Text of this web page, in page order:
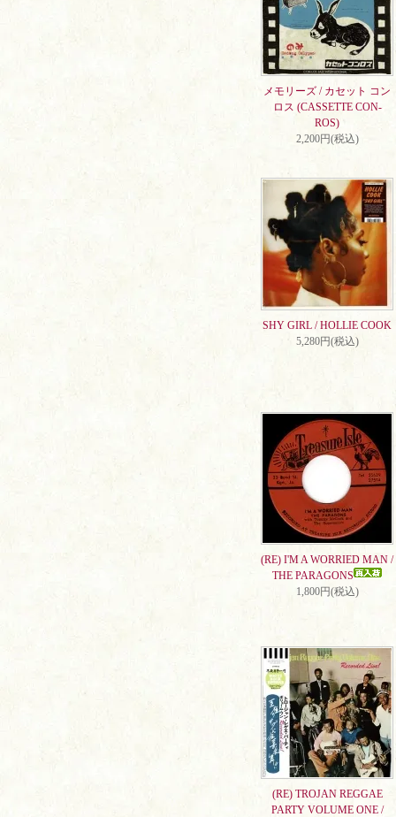
メモリーズ / カセット コン
ロス (CASSETTE CON-
ROS)
2,200円(税込)
SHY GIRL / HOLLIE COOK
5,280円(税込)
(RE) I'M A WORRIED MAN /
THE PARAGONS
1,800円(税込)
(RE) TROJAN REGGAE
PARTY VOLUME ONE /